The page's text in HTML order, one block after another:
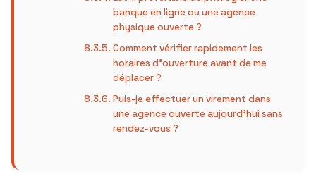
banque en ligne ou une agence
physique ouverte ?
Comment vérifier rapidement les
horaires d’ouverture avant de me
déplacer ?
Puis-je effectuer un virement dans
une agence ouverte aujourd’hui sans
rendez-vous ?